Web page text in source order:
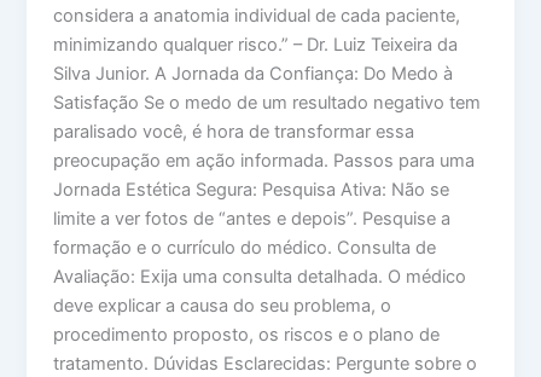
considera a anatomia individual de cada paciente,
minimizando qualquer risco.” – Dr. Luiz Teixeira da
Silva Junior. A Jornada da Confiança: Do Medo à
Satisfação Se o medo de um resultado negativo tem
paralisado você, é hora de transformar essa
preocupação em ação informada. Passos para uma
Jornada Estética Segura: Pesquisa Ativa: Não se
limite a ver fotos de “antes e depois”. Pesquise a
formação e o currículo do médico. Consulta de
Avaliação: Exija uma consulta detalhada. O médico
deve explicar a causa do seu problema, o
procedimento proposto, os riscos e o plano de
tratamento. Dúvidas Esclarecidas: Pergunte sobre o